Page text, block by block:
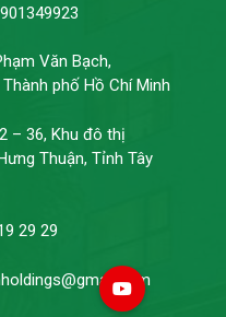
Văn Bạch,
phố Hồ Chí Minh
– 36, Khu đô thị
Thuận, Tỉnh Tây
29 29